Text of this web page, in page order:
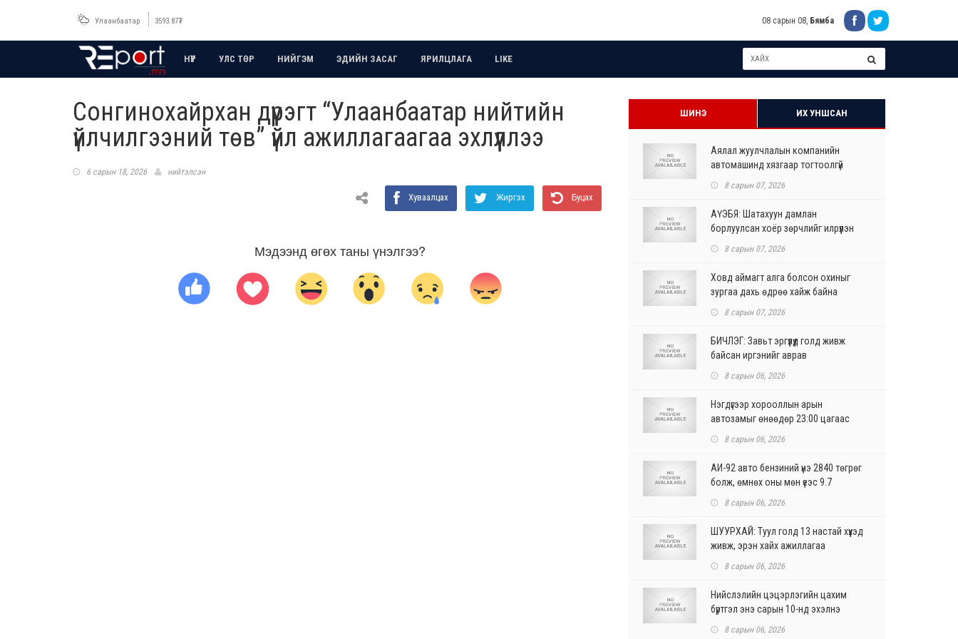
Улаанбаатар 3593.87₮ 08 сарын 08, Бямба
НҮҮР УЛС ТӨР НИЙГЭМ ЭДИЙН ЗАСАГ ЯРИЛЦЛАГА LIKE
Сонгинохайрхан дүүрэгт “Улаанбаатар нийтийн
үйлчилгээний төв” үйл ажиллагаагаа эхлүүллээ
6 сарын 18, 2026 нийтэлсэн
Хуваалцах Жиргэх Буцах
Мэдээнд өгөх таны үнэлгээ?
ШИНЭ ИХ УНШСАН
Аялал жуулчлалын компанийн
автомашинд хязгаар тогтоолгүй
8 сарын 07, 2026
АҮЭБЯ: Шатахуун дамлан
борлуулсан хоёр зөрчлийг илрүүлэн
8 сарын 07, 2026
Ховд аймагт алга болсон охиныг
зургаа дахь өдрөө хайж байна
8 сарын 07, 2026
БИЧЛЭГ: Завьт эргүүлүүд голд живж
байсан иргэнийг аврав
8 сарын 06, 2026
Нэгдүгээр хорооллын арын
автозамыг өнөөдөр 23:00 цагаас
8 сарын 06, 2026
АИ-92 авто бензиний үнэ 2840 төгрөг
болж, өмнөх оны мөн үеэс 9.7
8 сарын 06, 2026
ШУУРХАЙ: Туул голд 13 настай хүүхэд
живж, эрэн хайх ажиллагаа
8 сарын 06, 2026
Нийслэлийн цэцэрлэгийн цахим
бүртгэл энэ сарын 10-нд эхэлнэ
8 сарын 06, 2026